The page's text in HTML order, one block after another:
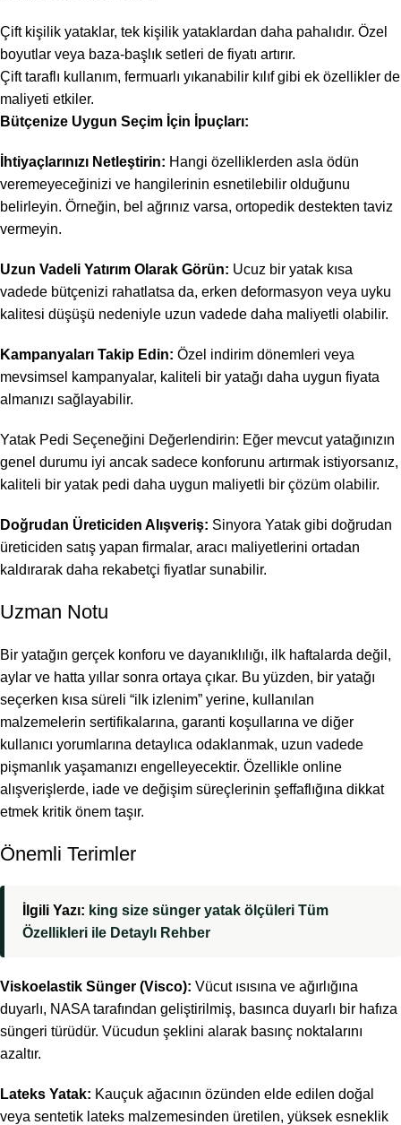
Çift kişilik yataklar, tek kişilik yataklardan daha pahalıdır. Özel
boyutlar veya baza-başlık setleri de fiyatı artırır.
Çift taraflı kullanım, fermuarlı yıkanabilir kılıf gibi ek özellikler de
maliyeti etkiler.
Bütçenize Uygun Seçim İçin İpuçları:
İhtiyaçlarınızı Netleştirin: Hangi özelliklerden asla ödün
veremeyeceğinizi ve hangilerinin esnetilebilir olduğunu
belirleyin. Örneğin, bel ağrınız varsa, ortopedik destekten taviz
vermeyin.
Uzun Vadeli Yatırım Olarak Görün: Ucuz bir yatak kısa
vadede bütçenizi rahatlatsa da, erken deformasyon veya uyku
kalitesi düşüşü nedeniyle uzun vadede daha maliyetli olabilir.
Kampanyaları Takip Edin: Özel indirim dönemleri veya
mevsimsel kampanyalar, kaliteli bir yatağı daha uygun fiyata
almanızı sağlayabilir.
Yatak Pedi Seçeneğini Değerlendirin: Eğer mevcut yatağınızın
genel durumu iyi ancak sadece konforunu artırmak istiyorsanız,
kaliteli bir yatak pedi daha uygun maliyetli bir çözüm olabilir.
Doğrudan Üreticiden Alışveriş: Sinyora Yatak gibi doğrudan
üreticiden satış yapan firmalar, aracı maliyetlerini ortadan
kaldırarak daha rekabetçi fiyatlar sunabilir.
Uzman Notu
Bir yatağın gerçek konforu ve dayanıklılığı, ilk haftalarda değil,
aylar ve hatta yıllar sonra ortaya çıkar. Bu yüzden, bir yatağı
seçerken kısa süreli “ilk izlenim” yerine, kullanılan
malzemelerin sertifikalarına, garanti koşullarına ve diğer
kullanıcı yorumlarına detaylıca odaklanmak, uzun vadede
pişmanlık yaşamanızı engelleyecektir. Özellikle online
alışverişlerde, iade ve değişim süreçlerinin şeffaflığına dikkat
etmek kritik önem taşır.
Önemli Terimler
İlgili Yazı: king size sünger yatak ölçüleri Tüm
Özellikleri ile Detaylı Rehber
Viskoelastik Sünger (Visco): Vücut ısısına ve ağırlığına
duyarlı, NASA tarafından geliştirilmiş, basınca duyarlı bir hafıza
süngeri türüdür. Vücudun şeklini alarak basınç noktalarını
azaltır.
Lateks Yatak: Kauçuk ağacının özünden elde edilen doğal
veya sentetik lateks malzemesinden üretilen, yüksek esneklik